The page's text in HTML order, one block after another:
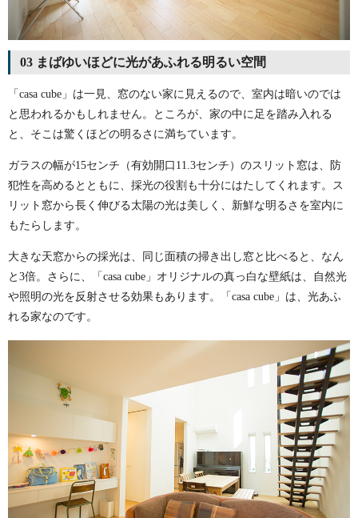
03 まばゆいほどに光があふれる明るい空間
「casa cube」は一見、窓のない家に見えるので、室内は暗いのでは
と思われるかもしれません。ところが、家の中に足を踏み入れる
と、そこは驚くほどの明るさに満ちています。
ガラスの幅が15センチ（有効開口11.3センチ）のスリット窓は、防
犯性を高めるとともに、採光の役割も十分にはたしてくれます。ス
リット窓から長く伸びる太陽の光は美しく、新鮮な明るさを室内に
もたらします。
大きな天窓からの採光は、同じ面積の掃き出し窓と比べると、なん
と3倍。さらに、「casa cube」オリジナルの真っ白な壁紙は、自然光
や照明の光を反射させる効果もあります。「casa cube」は、光あふ
れる家なのです。